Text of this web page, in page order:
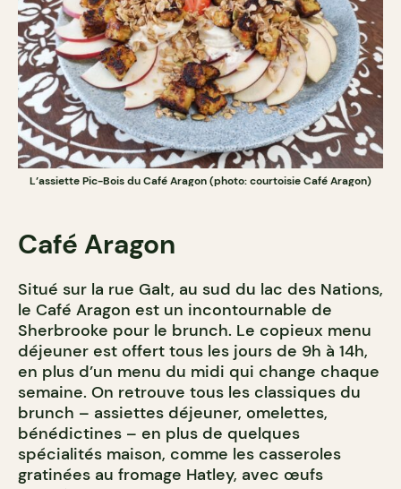
L’assiette Pic-Bois du Café Aragon (photo: courtoisie Café Aragon)
Café Aragon
Situé sur la rue Galt, au sud du lac des Nations,
le Café Aragon est un incontournable de
Sherbrooke pour le brunch. Le copieux menu
déjeuner est offert tous les jours de 9h à 14h,
en plus d’un menu du midi qui change chaque
semaine. On retrouve tous les classiques du
brunch – assiettes déjeuner, omelettes,
bénédictines – en plus de quelques
spécialités maison, comme les casseroles
gratinées au fromage Hatley, avec œufs